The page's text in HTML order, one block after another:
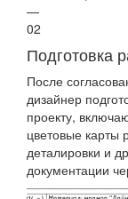
—
02
Подготовка
После
дизайнер
проекту,
цветовые карты
деталировки и
документации